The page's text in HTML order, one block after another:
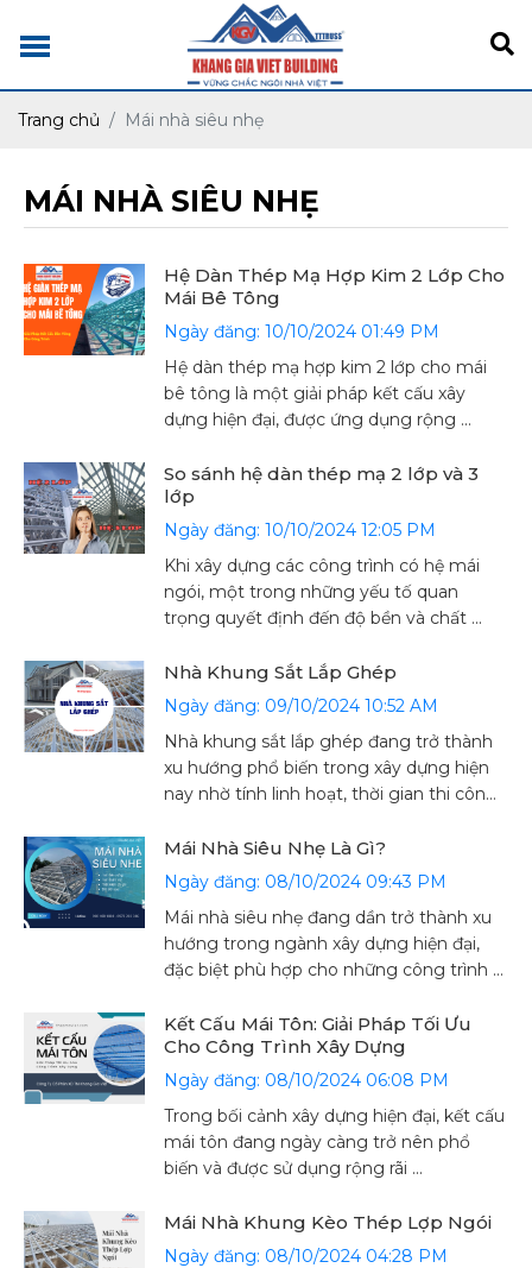
Trang chủ Mái nhà siêu nhẹ
MÁI NHÀ SIÊU NHẸ
Hệ Dàn Thép Mạ Hợp Kim 2 Lớp Cho
Mái Bê Tông
Ngày đăng: 10/10/2024 01:49 PM
Hệ dàn thép mạ hợp kim 2 lớp cho mái
bê tông là một giải pháp kết cấu xây
dựng hiện đại, được ứng dụng rộng ...
So sánh hệ dàn thép mạ 2 lớp và 3
lớp
Ngày đăng: 10/10/2024 12:05 PM
Khi xây dựng các công trình có hệ mái
ngói, một trong những yếu tố quan
trọng quyết định đến độ bền và chất ...
Nhà Khung Sắt Lắp Ghép
Ngày đăng: 09/10/2024 10:52 AM
Nhà khung sắt lắp ghép đang trở thành
xu hướng phổ biến trong xây dựng hiện
nay nhờ tính linh hoạt, thời gian thi công
Mái Nhà Siêu Nhẹ Là Gì?
Ngày đăng: 08/10/2024 09:43 PM
Mái nhà siêu nhẹ đang dần trở thành xu
hướng trong ngành xây dựng hiện đại,
đặc biệt phù hợp cho những công trình ...
Kết Cấu Mái Tôn: Giải Pháp Tối Ưu
Cho Công Trình Xây Dựng
Ngày đăng: 08/10/2024 06:08 PM
Trong bối cảnh xây dựng hiện đại, kết cấu
mái tôn đang ngày càng trở nên phổ
biến và được sử dụng rộng rãi ...
Mái Nhà Khung Kèo Thép Lợp Ngói
Ngày đăng: 08/10/2024 04:28 PM